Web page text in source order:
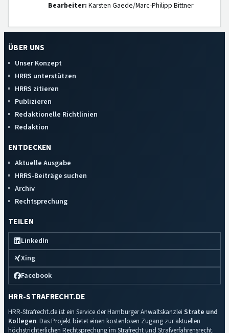
Bearbeiter: Karsten Gaede/Marc-Philipp Bittner
ÜBER UNS
Unser Konzept
HRRS unterstützen
HRRS zitieren
Publizieren
Redaktionelle Richtlinien
Redaktion
ENTDECKEN
Aktuelle Ausgabe
HRRS-Beiträge suchen
Archiv
Rechtsprechung
TEILEN
LinkedIn
Xing
Facebook
HRR-STRAFRECHT.DE
HRR-Strafrecht.de ist ein Service der Hamburger Anwaltskanzlei Strate und
Kollegen. Das Projekt bietet einen kostenlosen Zugang zur aktuellen
höchstrichterlichen Rechtsprechung im Strafrecht und Strafverfahrensrecht.